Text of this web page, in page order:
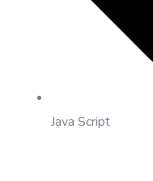
Java Script